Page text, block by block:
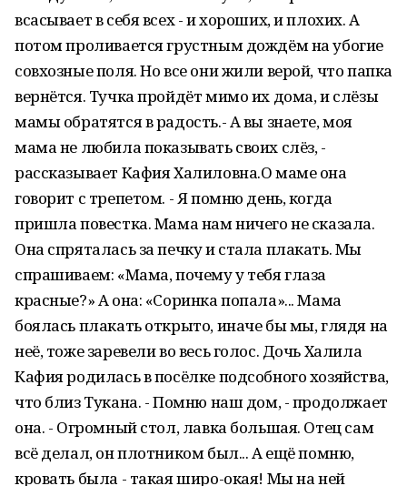
всасывает в себя всех - и хороших, и плохих. А
потом проливается грустным дождём на убогие
совхозные поля. Но все они жили верой, что папка
вернётся. Тучка пройдёт мимо их дома, и слёзы
мамы обратятся в радость.- А вы знаете, моя
мама не любила показывать своих слёз, -
рассказывает Кафия Халиловна.О маме она
говорит с трепетом. - Я помню день, когда
пришла повестка. Мама нам ничего не сказала.
Она спряталась за печку и стала плакать. Мы
спрашиваем: «Мама, почему у тебя глаза
красные?» А она: «Соринка попала»... Мама
боялась плакать открыто, иначе бы мы, глядя на
неё, тоже заревели во весь голос. Дочь Халила
Кафия родилась в посёлке подсобного хозяйства,
что близ Тукана. - Помню наш дом, - продолжает
она. - Огромный стол, лавка большая. Отец сам
всё делал, он плотником был... А ещё помню,
кровать была - такая широ-окая! Мы на ней